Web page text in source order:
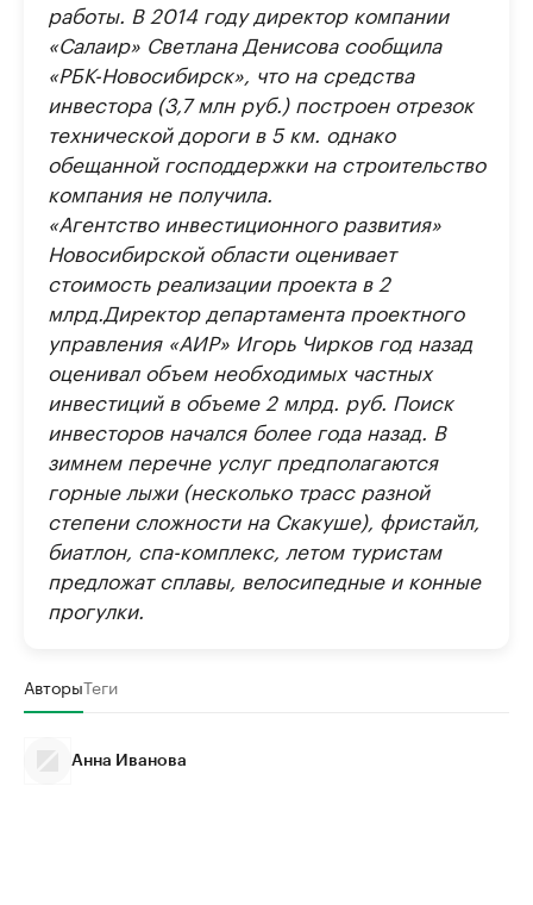
работы. В 2014 году директор компании
«Салаир» Светлана Денисова сообщила
«РБК-Новосибирск», что на средства
инвестора (3,7 млн руб.) построен отрезок
технической дороги в 5 км. однако
обещанной господдержки на строительство
компания не получила.
«Агентство инвестиционного развития»
Новосибирской области оценивает
стоимость реализации проекта в 2
млрд.Директор департамента проектного
управления «АИР» Игорь Чирков год назад
оценивал объем необходимых частных
инвестиций в объеме 2 млрд. руб. Поиск
инвесторов начался более года назад. В
зимнем перечне услуг предполагаются
горные лыжи (несколько трасс разной
степени сложности на Скакуше), фристайл,
биатлон, спа-комплекс, летом туристам
предложат сплавы, велосипедные и конные
прогулки.
АвторыТеги
Анна Иванова